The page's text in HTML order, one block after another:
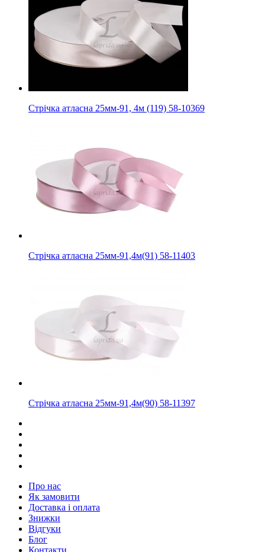
Стрічка атласна 25мм-91, 4м (119) 58-10369
Стрічка атласна 25мм-91,4м(91) 58-11403
Стрічка атласна 25мм-91,4м(90) 58-11397
Про нас
Як замовити
Доставка і оплата
Знижки
Відгуки
Блог
Контакти